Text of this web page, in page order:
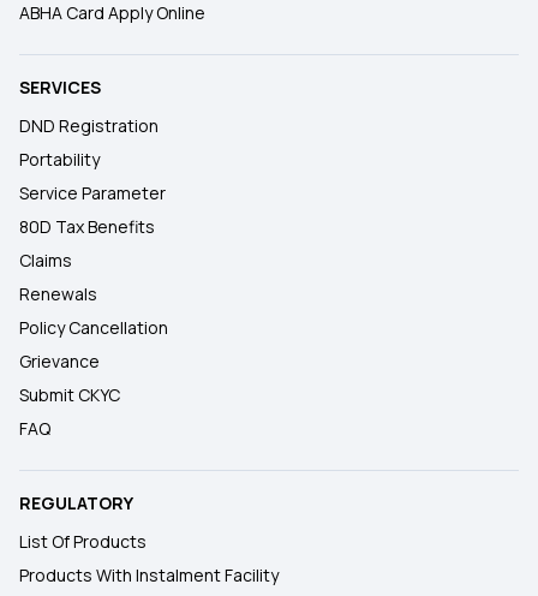
ABHA Card Apply Online
SERVICES
DND Registration
Portability
Service Parameter
80D Tax Benefits
Claims
Renewals
Policy Cancellation
Grievance
Submit CKYC
FAQ
REGULATORY
List Of Products
Products With Instalment Facility